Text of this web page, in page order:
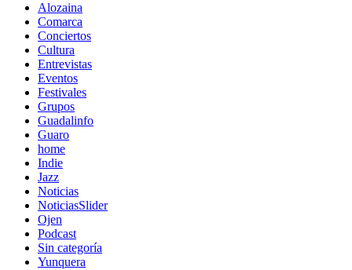
Alozaina
Comarca
Conciertos
Cultura
Entrevistas
Eventos
Festivales
Grupos
Guadalinfo
Guaro
home
Indie
Jazz
Noticias
NoticiasSlider
Ojen
Podcast
Sin categoría
Yunquera